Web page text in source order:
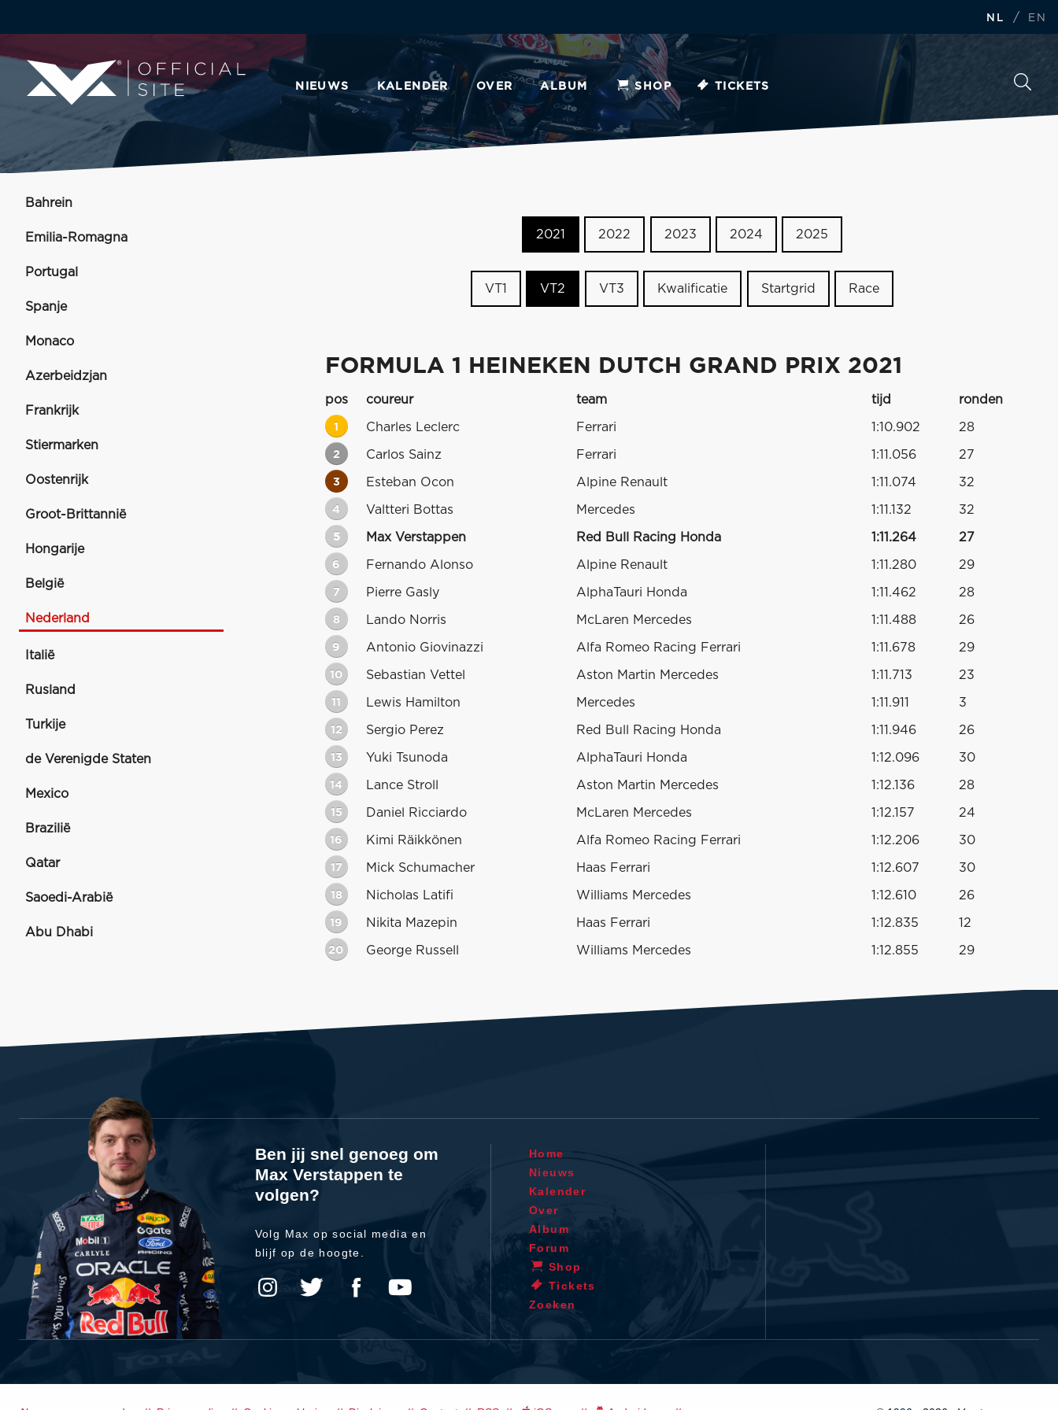
NL / EN
NIEUWS KALENDER OVER ALBUM SHOP TICKETS
Bahrein
Emilia-Romagna
Portugal
Spanje
Monaco
Azerbeidzjan
Frankrijk
Stiermarken
Oostenrijk
Groot-Brittannië
Hongarije
België
Nederland
Italië
Rusland
Turkije
de Verenigde Staten
Mexico
Brazilië
Qatar
Saoedi-Arabië
Abu Dhabi
2021 2022 2023 2024 2025
VT1 VT2 VT3 Kwalificatie Startgrid Race
FORMULA 1 HEINEKEN DUTCH GRAND PRIX 2021
pos coureur team tijd ronden
1 Charles Leclerc Ferrari 1:10.902 28
2 Carlos Sainz Ferrari 1:11.056 27
3 Esteban Ocon Alpine Renault 1:11.074 32
4 Valtteri Bottas Mercedes 1:11.132 32
5 Max Verstappen Red Bull Racing Honda 1:11.264 27
6 Fernando Alonso Alpine Renault 1:11.280 29
7 Pierre Gasly AlphaTauri Honda 1:11.462 28
8 Lando Norris McLaren Mercedes 1:11.488 26
9 Antonio Giovinazzi Alfa Romeo Racing Ferrari 1:11.678 29
10 Sebastian Vettel Aston Martin Mercedes 1:11.713 23
11 Lewis Hamilton Mercedes 1:11.911 3
12 Sergio Perez Red Bull Racing Honda 1:11.946 26
13 Yuki Tsunoda AlphaTauri Honda 1:12.096 30
14 Lance Stroll Aston Martin Mercedes 1:12.136 28
15 Daniel Ricciardo McLaren Mercedes 1:12.157 24
16 Kimi Räikkönen Alfa Romeo Racing Ferrari 1:12.206 30
17 Mick Schumacher Haas Ferrari 1:12.607 30
18 Nicholas Latifi Williams Mercedes 1:12.610 26
19 Nikita Mazepin Haas Ferrari 1:12.835 12
20 George Russell Williams Mercedes 1:12.855 29
Ben jij snel genoeg om
Max Verstappen te
volgen?
Volg Max op social media en
blijf op de hoogte.
Home
Nieuws
Kalender
Over
Album
Forum
Shop
Tickets
Zoeken